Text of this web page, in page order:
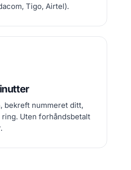
Tigo, Airtel).
bekreft nummeret ditt,
Uten forhåndsbetalt